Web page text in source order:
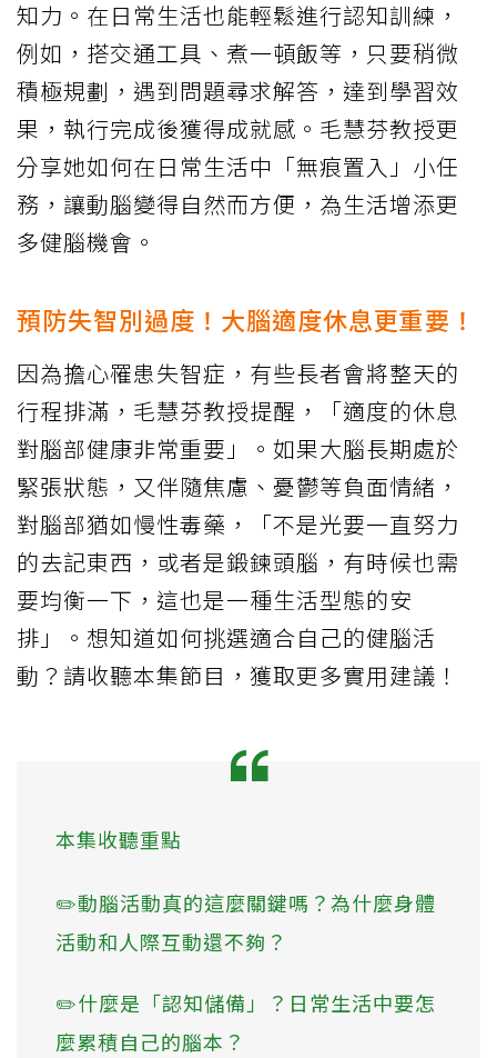
知力。在日常生活也能輕鬆進行認知訓練，
例如，搭交通工具、煮一頓飯等，只要稍微
積極規劃，遇到問題尋求解答，達到學習效
果，執行完成後獲得成就感。毛慧芬教授更
分享她如何在日常生活中「無痕置入」小任
務，讓動腦變得自然而方便，為生活增添更
多健腦機會。
預防失智別過度！大腦適度休息更重要！
因為擔心罹患失智症，有些長者會將整天的
行程排滿，毛慧芬教授提醒，「適度的休息
對腦部健康非常重要」。如果大腦長期處於
緊張狀態，又伴隨焦慮、憂鬱等負面情緒，
對腦部猶如慢性毒藥，「不是光要一直努力
的去記東西，或者是鍛鍊頭腦，有時候也需
要均衡一下，這也是一種生活型態的安
排」。想知道如何挑選適合自己的健腦活
動？請收聽本集節目，獲取更多實用建議！
本集收聽重點
✏️動腦活動真的這麼關鍵嗎？為什麼身體
活動和人際互動還不夠？
✏️什麼是「認知儲備」？日常生活中要怎
麼累積自己的腦本？